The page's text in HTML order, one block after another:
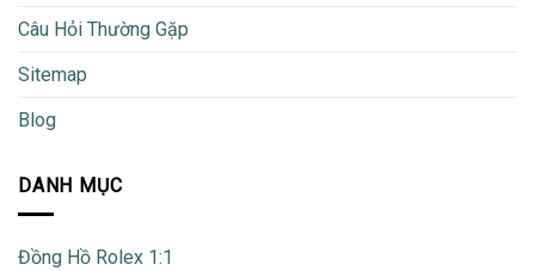
Câu Hỏi Thường Gặp
Sitemap
Blog
DANH MỤC
Đồng Hồ Rolex 1:1